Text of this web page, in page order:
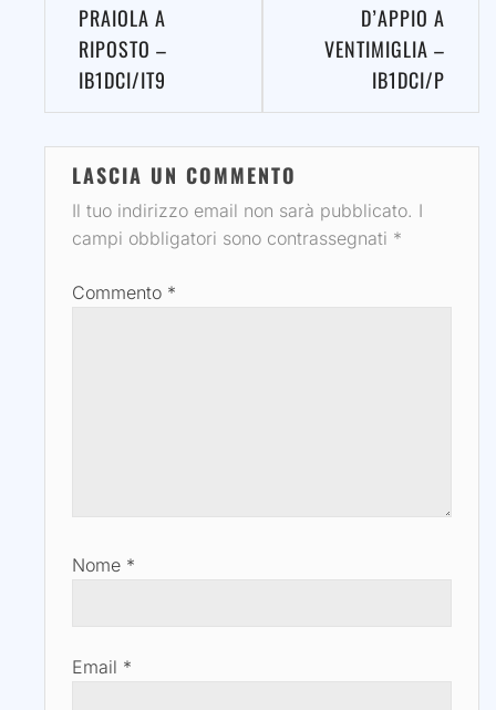
PRAIOLA A
RIPOSTO –
IB1DCI/IT9
D’APPIO A
VENTIMIGLIA –
IB1DCI/P
LASCIA UN COMMENTO
Il tuo indirizzo email non sarà pubblicato. I
campi obbligatori sono contrassegnati *
Commento *
Nome *
Email *